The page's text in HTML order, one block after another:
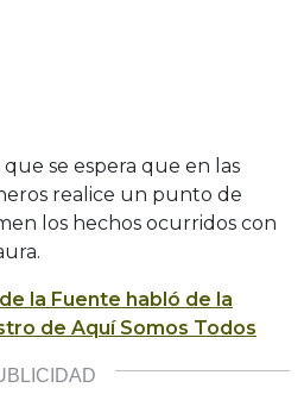
se espera que en las
realice un punto de
los hechos ocurridos con
la Fuente habló de la
de Aquí Somos Todos